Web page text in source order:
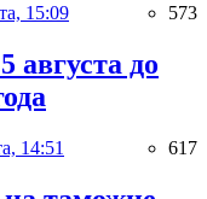
15:09 573
августа до
14:51 617